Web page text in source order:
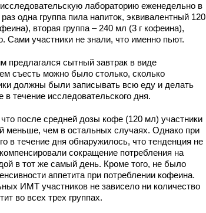
лабораторию еженедельно в
одна группа пила напиток, эквивалентный 120
вторая группа – 240 мл (3 г кофеина),
Сами участники не знали, что именно пьют.
предлагался сытный завтрак в виде
съесть можно было столько, сколько
должны были записывать всю еду и делать
в течение исследовательского дня.
после средней дозы кофе (120 мл) участники
меньше, чем в остальных случаях. Однако при
в течение дня обнаружилось, что тенденция не
сокращение потребления на
в тот же самый день. Кроме того, не было
аппетита при потреблении кофеина.
ИМТ участников не зависело ни количество
во всех трех группах.